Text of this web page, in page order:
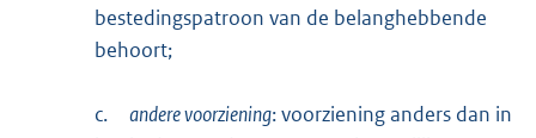
bestedingspatroon van de belanghebbende
behoort;
c. andere voorziening: voorziening anders dan in